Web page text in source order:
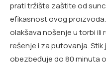
prati tržište zaštite od
efikasnost ovog
olakšava nošenje u torbi ili
rešenje i za putovanja.
obezbeđuje do 80 minuta